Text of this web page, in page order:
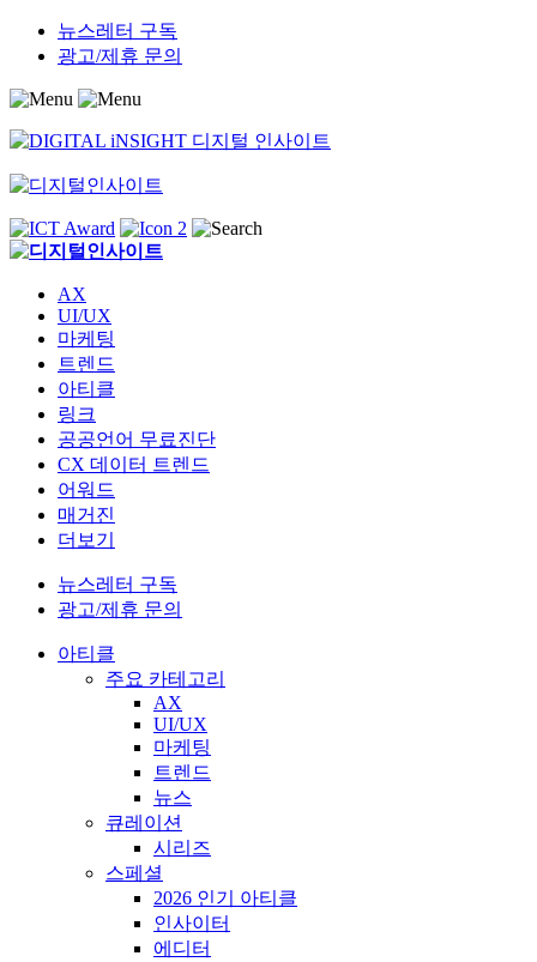
Skip
content
뉴스레터 구독
광고/제휴 문의
AX
UI/UX
마케팅
트렌드
아티클
링크
공공언어 무료진단
CX 데이터 트렌드
어워드
매거진
더보기
뉴스레터 구독
광고/제휴 문의
아티클
주요 카테고리
AX
UI/UX
마케팅
트렌드
뉴스
큐레이션
시리즈
스페셜
2026 인기 아티클
인사이터
에디터